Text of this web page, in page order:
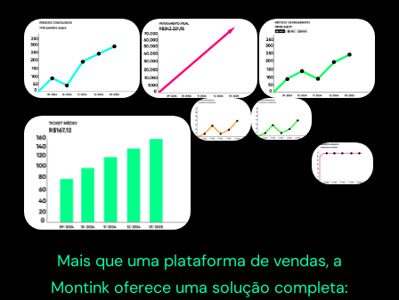
Mais que uma plataforma de vendas, a
Montink oferece uma solução completa: